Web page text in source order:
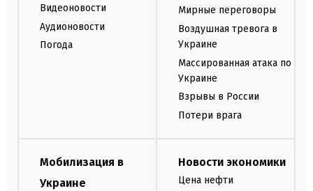
Видеоновости
Аудионовости
Погода
Мирные переговоры
Воздушная тревога в
Украине
Массированная атака по
Украине
Взрывы в России
Потери врага
Мобилизация в
Украине
Новости экономики
Цена нефти